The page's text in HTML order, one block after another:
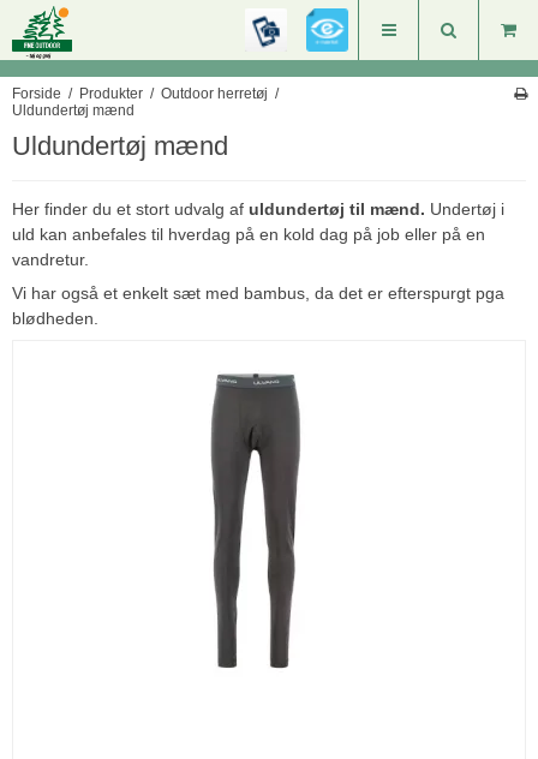
Forside / Produkter / Outdoor herretøj /
Uldundertøj mænd
Uldundertøj mænd
Her finder du et stort udvalg af uldundertøj til mænd. Undertøj i
uld kan anbefales til hverdag på en kold dag på job eller på en
vandretur.
Vi har også et enkelt sæt med bambus, da det er efterspurgt pga
blødheden.